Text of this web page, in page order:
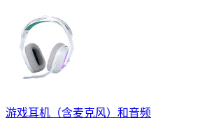
游戏耳机（含麦克风）和音频